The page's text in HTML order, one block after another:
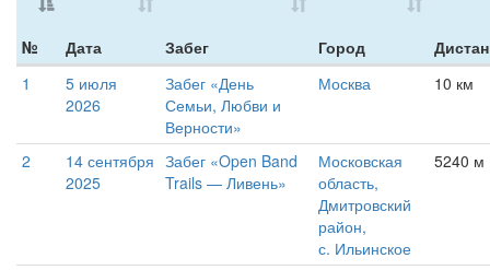
№ Дата Забег Город
1
5 июля
2026
Забег «День
Семьи, Любви и
Верности»
Москва 10 км
2
14 сентября
2025
Забег «Open Band
Trails — Ливень»
Московская
область,
Дмитровский
район,
с. Ильинское
5240 м